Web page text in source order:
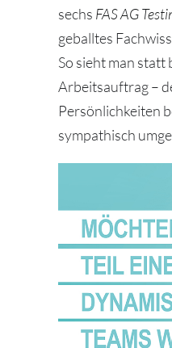
sechs FAS AG
geballtes
So sieht man
Arbeitsauftrag –
Persönlichkeiten
sympathisch